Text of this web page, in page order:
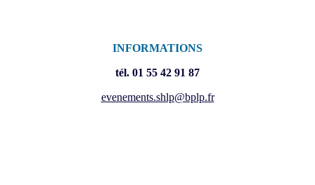
INFORMATIONS
tél. 01 55 42 91 87
evenements.shlp@bplp.fr